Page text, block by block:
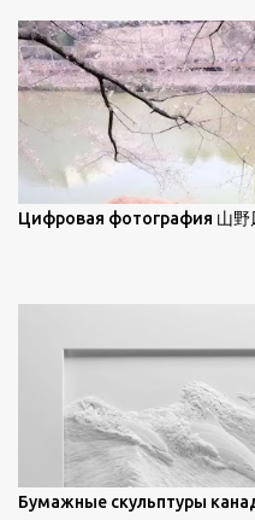
Брайан Шервин
заявив, что "Такаюки
элегантность живописи с
некотором смысле,
зрителям незаконченный
уникальной манерой
просмотра всех работ,
Цифровая фотография 山野
Бумажные скульптуры